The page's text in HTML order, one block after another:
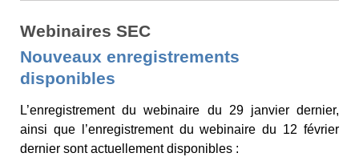
Webinaires SEC
Nouveaux enregistrements
disponibles
L’enregistrement du webinaire du 29 janvier dernier,
ainsi que l’enregistrement du webinaire du 12 février
dernier sont actuellement disponibles :